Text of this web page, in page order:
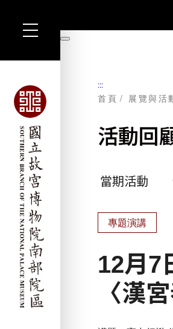
要
暫
:::
首頁 展覽與活
活動回
當期活動
專題演講
12月7
〈漢